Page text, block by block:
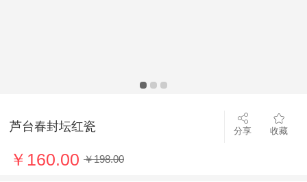
芦台春封坛红瓷 分享 收藏
￥160.00 ￥198.00